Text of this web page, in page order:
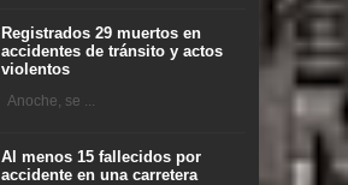
Registrados 29 muertos en
accidentes de tránsito y actos
violentos
Anoche, se ...
Al menos 15 fallecidos por
accidente en una carretera